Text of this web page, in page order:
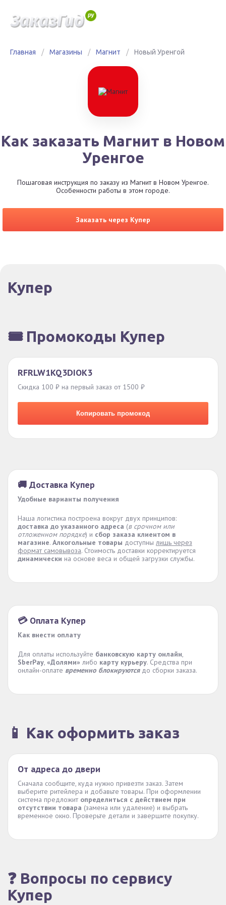
Главная / Магазины / Магнит / Новый Уренгой
Как заказать Магнит в Новом
Уренгое
Пошаговая инструкция по заказу из Магнит в Новом Уренгое.
Особенности работы в этом городе.
Заказать через Купер
Купер
🎟️ Промокоды Купер
RFRLW1KQ3DIOK3
Скидка 100 ₽ на первый заказ от 1500 ₽
Копировать промокод
🚚 Доставка Купер
Удобные варианты получения
Наша логистика построена вокруг двух принципов:
доставка до указанного адреса (в срочном или
отложенном порядке) и сбор заказа клиентом в
магазине. Алкогольные товары доступны лишь через
формат самовывоза. Стоимость доставки корректируется
динамически на основе веса и общей загрузки службы.
💳 Оплата Купер
Как внести оплату
Для оплаты используйте банковскую карту онлайн,
SberPay, «Долями» либо карту курьеру. Средства при
онлайн-оплате временно блокируютсядо сборки заказа.
📱 Как оформить заказ
От адреса до двери
Сначала сообщите, куда нужно привезти заказ. Затем
выберите ритейлера и добавьте товары. При оформлении
система предложит определиться с действием при
отсутствии товара (замена или удаление) и выбрать
временное окно. Проверьте детали и завершите покупку.
❓ Вопросы по сервису
Купер